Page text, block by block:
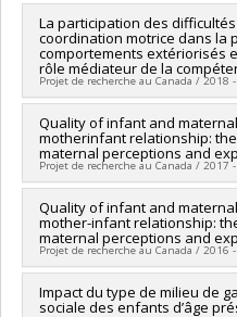
CRSH - Subventions
Lead researcher :Marie-Julie
Funding sources:CRSH/
humaines du Canada
Grant programs:PVXXXXXX-
étudiants, des stagiaires
soutien à la recherche
La participation des
coordination motrice dans la
comportements extériorisés
rôle médiateur de la
Projet de recherche au Canada / 2018
Lead researcher :Marie-Julie
Funding sources:CRSH/
humaines du Canada
Grant programs:PVX20020-
CRSH - Subventions
Quality of infant and
motherinfant relationship:
maternal perceptions and
Projet de recherche au Canada / 2017
Lead researcher :Marie-
Co-researchers :Marie-Julie
Funding sources:CRSH/
humaines du Canada
Grant programs:PV153480-
Savoir
Quality of infant and
mother-infant relationship:
maternal perceptions and
Projet de recherche au Canada / 2016
Lead researcher : Marie-
Co-researchers : Marie-Julie
Impact du type de milieu de
sociale des enfants d’âge